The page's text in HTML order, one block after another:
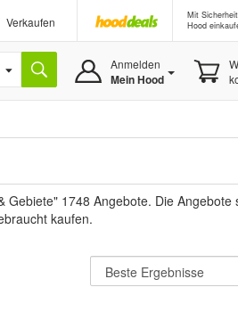
Verkaufen
Mit
Hood
Anmelden
Mein Hood
1748 Angebote. Die Angebote
kaufen.